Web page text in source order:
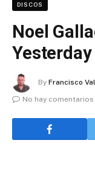
DISCOS
Noel
Yesterday
By Francisco
No hay comentarios